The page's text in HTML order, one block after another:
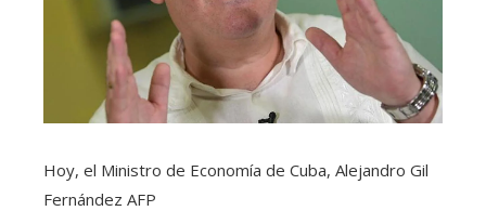
Hoy, el Ministro de Economía de Cuba, Alejandro Gil
Fernández AFP